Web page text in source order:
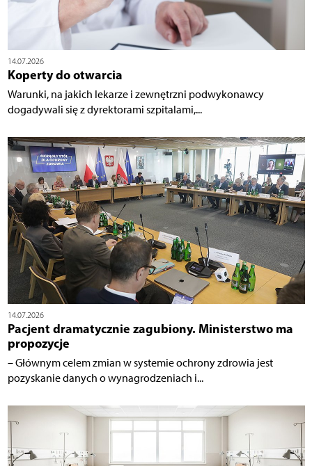
14.07.2026
Koperty do otwarcia
Warunki, na jakich lekarze i zewnętrzni podwykonawcy
dogadywali się z dyrektorami szpitalami,...
14.07.2026
Pacjent dramatycznie zagubiony. Ministerstwo ma
propozycje
– Głównym celem zmian w systemie ochrony zdrowia jest
pozyskanie danych o wynagrodzeniach i...